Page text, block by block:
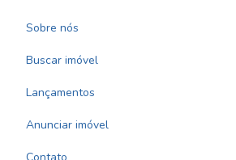
Sobre nós
Buscar imóvel
Lançamentos
Anunciar imóvel